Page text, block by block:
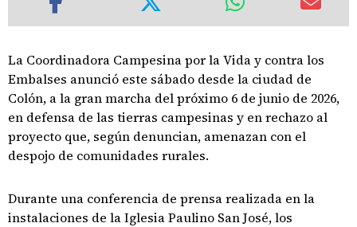
La Coordinadora Campesina por la Vida y contra los
Embalses anunció este sábado desde la ciudad de
Colón, a la gran marcha del próximo 6 de junio de 2026,
en defensa de las tierras campesinas y en rechazo al
proyecto que, según denuncian, amenazan con el
despojo de comunidades rurales.
Durante una conferencia de prensa realizada en la
instalaciones de la Iglesia Paulino San José, los